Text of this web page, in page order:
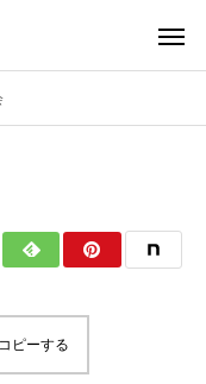
ピーする